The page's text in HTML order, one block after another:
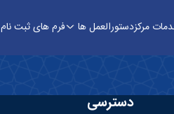
مرکزدستورالعمل ها فرم های ثبت نام
دسترسی